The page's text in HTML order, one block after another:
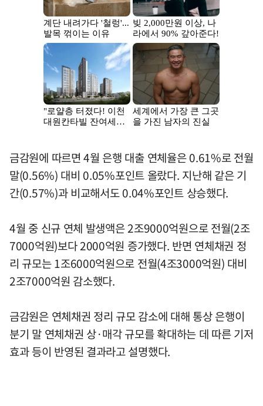
금감원에 따르면 4월 은행 대출 연체율은 0.61%로 전월
말(0.56%) 대비 0.05%포인트 올랐다. 지난해 같은 기
간(0.57%)과 비교해서도 0.04%포인트 상승했다.
4월 중 신규 연체 발생액은 2조9000억원으로 전월(2조
7000억원)보다 2000억원 증가했다. 반면 연체채권 정
리 규모는 1조6000억원으로 전월(4조3000억원) 대비
2조7000억원 감소했다.
금감원은 연체채권 정리 규모 감소에 대해 통상 은행이
분기 말 연체채권 상·매각 규모를 확대하는 데 따른 기저
효과 등이 반영된 결과라고 설명했다.